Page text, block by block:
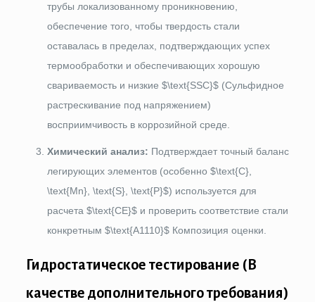
трубы локализованному проникновению,
обеспечение того, чтобы твердость стали
оставалась в пределах, подтверждающих успех
термообработки и обеспечивающих хорошую
свариваемость и низкие $\text{SSC}$(Сульфидное
растрескивание под напряжением)
восприимчивость в коррозийной среде.
Химический анализ: Подтверждает точный баланс
легирующих элементов (особенно $\text{C},
\text{Mn}, \text{S}, \text{P}$) используется для
расчета $\text{CE}$и проверить соответствие стали
конкретным $\text{A1110}$Композиция оценки.
Гидростатическое тестирование (В
качестве дополнительного требования)